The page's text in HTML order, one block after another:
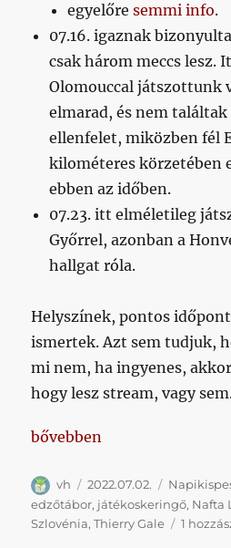
egyelőresemmi info.
07.16. igaznak
csak három meccs lesz.
Olomouccal játszottunk
elmarad, és nem
ellenfelet, miközben fél
kilométeres körzetében
ebben az időben.
07.23. itt elméletileg
Győrrel, azonban a
hallgat róla.
Helyszínek, pontos
ismertek. Azt sem tudjuk,
mi nem, ha ingyenes,
hogy lesz stream, vagy
„Napikispest 2022/07/02”
bővebben
Szerző
vh Közzétéve
2022.07.02. Kategória
edzőtábor, játékoskeringő, Nafta
Szlovénia,Thierry Gale 1